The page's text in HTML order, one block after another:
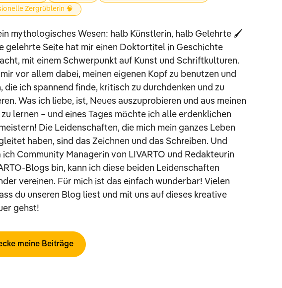
Zergrüblerin 🧠
mythologisches Wesen: halb Künstlerin, halb Gelehrte 🖌️
gelehrte Seite hat mir einen Doktortitel in Geschichte
mit einem Schwerpunkt auf Kunst und Schriftkulturen.
vor allem dabei, meinen eigenen Kopf zu benutzen und
die ich spannend finde, kritisch zu durchdenken und zu
Was ich liebe, ist, Neues auszuprobieren und aus meinen
zu lernen – und eines Tages möchte ich alle erdenklichen
Die Leidenschaften, die mich mein ganzes Leben
haben, sind das Zeichnen und das Schreiben. Und
ich Community Managerin von LIVARTO und Redakteurin
Blogs bin, kann ich diese beiden Leidenschaften
vereinen. Für mich ist das einfach wunderbar! Vielen
du unseren Blog liest und mit uns auf dieses kreative
gehst!
meine Beiträge